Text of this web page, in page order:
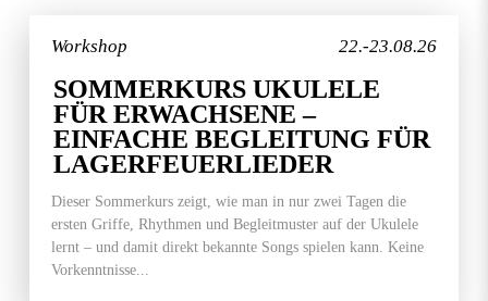
22.-23.08.26
Workshop
SOMMERKURS UKULELE
FÜR ERWACHSENE –
EINFACHE BEGLEITUNG FÜR
LAGERFEUERLIEDER
Dieser Sommerkurs zeigt, wie man in nur zwei Tagen die
ersten Griffe, Rhythmen und Begleitmuster auf der Ukulele
lernt – und damit direkt bekannte Songs spielen kann. Keine
Vorkenntnisse...